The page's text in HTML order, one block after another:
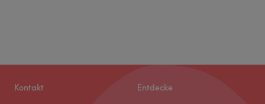
Kontakt Entdecke